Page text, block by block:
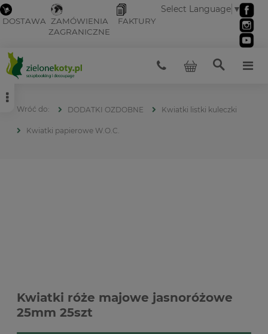
DOSTAWA ZAMÓWIENIA
ZAGRANICZNE
FAKTURY
Select Language ▼
DODATKI OZDOBNE Kwiatki listki kuleczki
Kwiatki papierowe W.O.C.
Kwiatki róże majowe jasnoróżowe
25mm 25szt